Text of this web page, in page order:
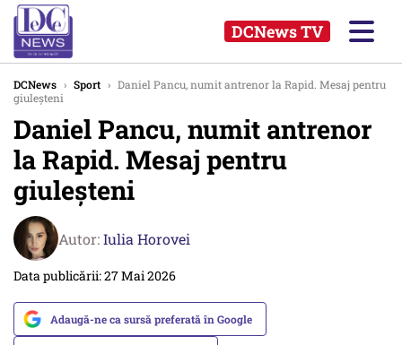
DCNews TV
DCNews › Sport › Daniel Pancu, numit antrenor la Rapid. Mesaj pentru
giuleșteni
Daniel Pancu, numit antrenor
la Rapid. Mesaj pentru
giuleșteni
Autor:Iulia Horovei
Data publicării: 27 Mai 2026
Adaugă-ne ca sursă preferată în Google